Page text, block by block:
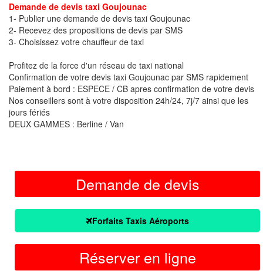
Demande de devis taxi Goujounac
1- Publier une demande de devis taxi Goujounac
2- Recevez des propositions de devis par SMS
3- Choisissez votre chauffeur de taxi
Profitez de la force d'un réseau de taxi national
Confirmation de votre devis taxi Goujounac par SMS rapidement
Paiement à bord : ESPECE / CB apres confirmation de votre devis
Nos conseillers sont à votre disposition 24h/24, 7j/7 ainsi que les
jours fériés
DEUX GAMMES : Berline / Van
Demande de devis
Forfaits Taxis Aéroports
Réserver en ligne